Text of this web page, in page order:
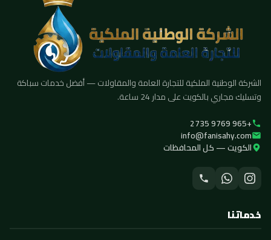
الشركة الوطنية الملكية للتجارة العامة والمقاولات — أفضل خدمات سباكة
وتسليك مجاري بالكويت على مدار 24 ساعة.
+965 9769 2735
info@fanisahy.com
الكويت — كل المحافظات
خدماتنا